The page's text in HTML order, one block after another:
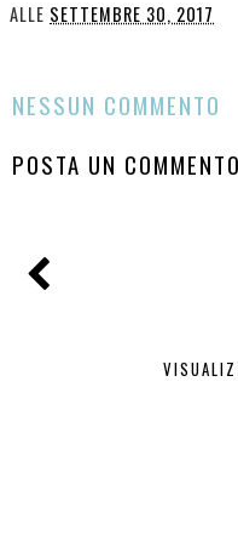
ALLE SETTEMBRE 30, 2017
NESSUN COMMENTO
POSTA UN COMMENTO